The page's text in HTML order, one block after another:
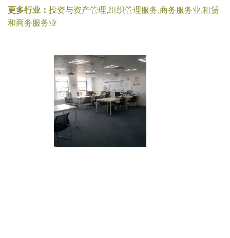
更多行业： 投资与资产管理,组织管理服务,商务服务业,租赁
和商务服务业